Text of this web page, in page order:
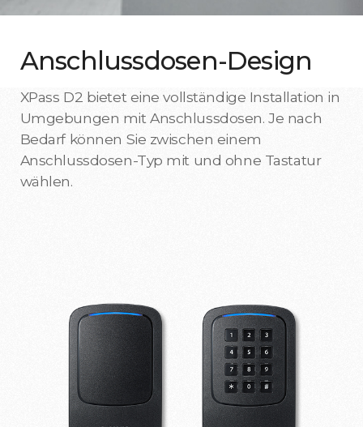
Anschlussdosen-Design
XPass D2 bietet eine vollständige Installation in
Umgebungen mit Anschlussdosen. Je nach
Bedarf können Sie zwischen einem
Anschlussdosen-Typ mit und ohne Tastatur
wählen.